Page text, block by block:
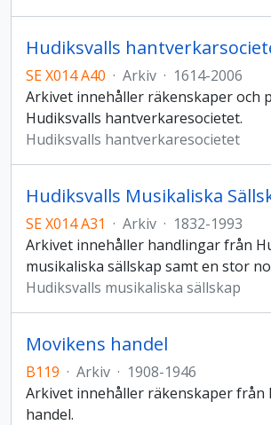
SE X014 A40 · Arkiv · 1614-2006
Arkivet innehåller räkenskaper och
Hudiksvalls hantverkaresocietet.
Hudiksvalls hantverkaresocietet
SE X014 A31 · Arkiv · 1832-1993
Arkivet innehåller handlingar från
musikaliska sällskap samt en stor
Hudiksvalls musikaliska sällskap
Movikens handel
B119 · Arkiv · 1908-1946
Arkivet innehåller räkenskaper från
handel.